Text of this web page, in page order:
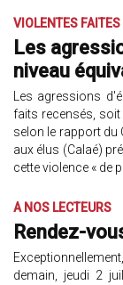
VIOLENTES
Les
niveau
Les agressions
faits recensés, soit
selon le rapport du
aux élus (Calaé)
cette violence « de
A NOS LECTEURS
Rendez-
demain, jeudi 2